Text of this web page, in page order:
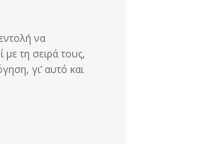
να
τη σειρά τους,
γι’ αυτό και